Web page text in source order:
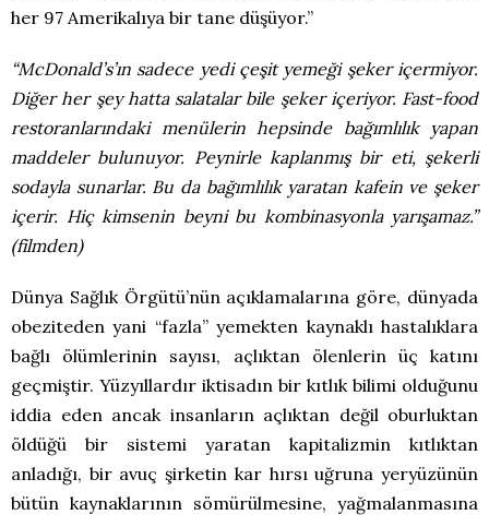
her 97 Amerikalıya bir tane düşüyor.”
“McDonald’s’ın sadece yedi çeşit yemeği şeker içermiyor.
Diğer her şey hatta salatalar bile şeker içeriyor. Fast-food
restoranlarındaki menülerin hepsinde bağımlılık yapan
maddeler bulunuyor. Peynirle kaplanmış bir eti, şekerli
sodayla sunarlar. Bu da bağımlılık yaratan kafein ve şeker
içerir. Hiç kimsenin beyni bu kombinasyonla yarışamaz.”
(filmden)
Dünya Sağlık Örgütü’nün açıklamalarına göre, dünyada
obeziteden yani “fazla” yemekten kaynaklı hastalıklara
bağlı ölümlerinin sayısı, açlıktan ölenlerin üç katını
geçmiştir. Yüzyıllardır iktisadın bir kıtlık bilimi olduğunu
iddia eden ancak insanların açlıktan değil oburluktan
öldüğü bir sistemi yaratan kapitalizmin kıtlıktan
anladığı, bir avuç şirketin kar hırsı uğruna yeryüzünün
bütün kaynaklarının sömürülmesine, yağmalanmasına